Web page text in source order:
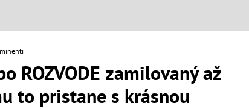
ROZVODE zamilovaný až
to pristane s krásnou